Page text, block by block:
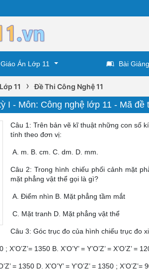
Giáo Án Lớp 11 Bài
11 › Đề Thi Công Nghệ 11
I - Môn: Công nghệ lớp 11 - Mã đề
Câu 1: Trên bản vẽ kĩ thuật những con số
tính theo đơn vị:
A. m. B. cm. C. dm. D. mm.
Câu 2: Trong hình chiếu phối cảnh mặt
mặt phẳng vật thể gọi là gì?
A. Điểm nhìn B. Mặt phẳng tầm mắt
C. Mặt tranh D. Mặt phẳng vật thể
Câu 3: Góc trục đo của hình chiếu trục đo
; X’O’Z’= 1350 B. X’O’Y’ = Y’O’Z’ = X’O’Z’ =
= 1350 D. X’O’Y’ = Y’O’Z’ = 1350 ; X’O’Z’=